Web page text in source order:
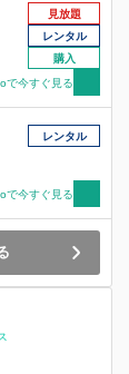
ナは、病に
フ（アイ
現れ、誰に
、青いカフタ
して刻一刻
はー。
見放題
レンタル
購入
で今すぐ見る
レンタル
で今すぐ見る